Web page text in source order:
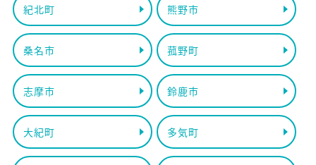
紀北町 熊野市
桑名市 菰野町
志摩市 鈴鹿市
大紀町 多気町